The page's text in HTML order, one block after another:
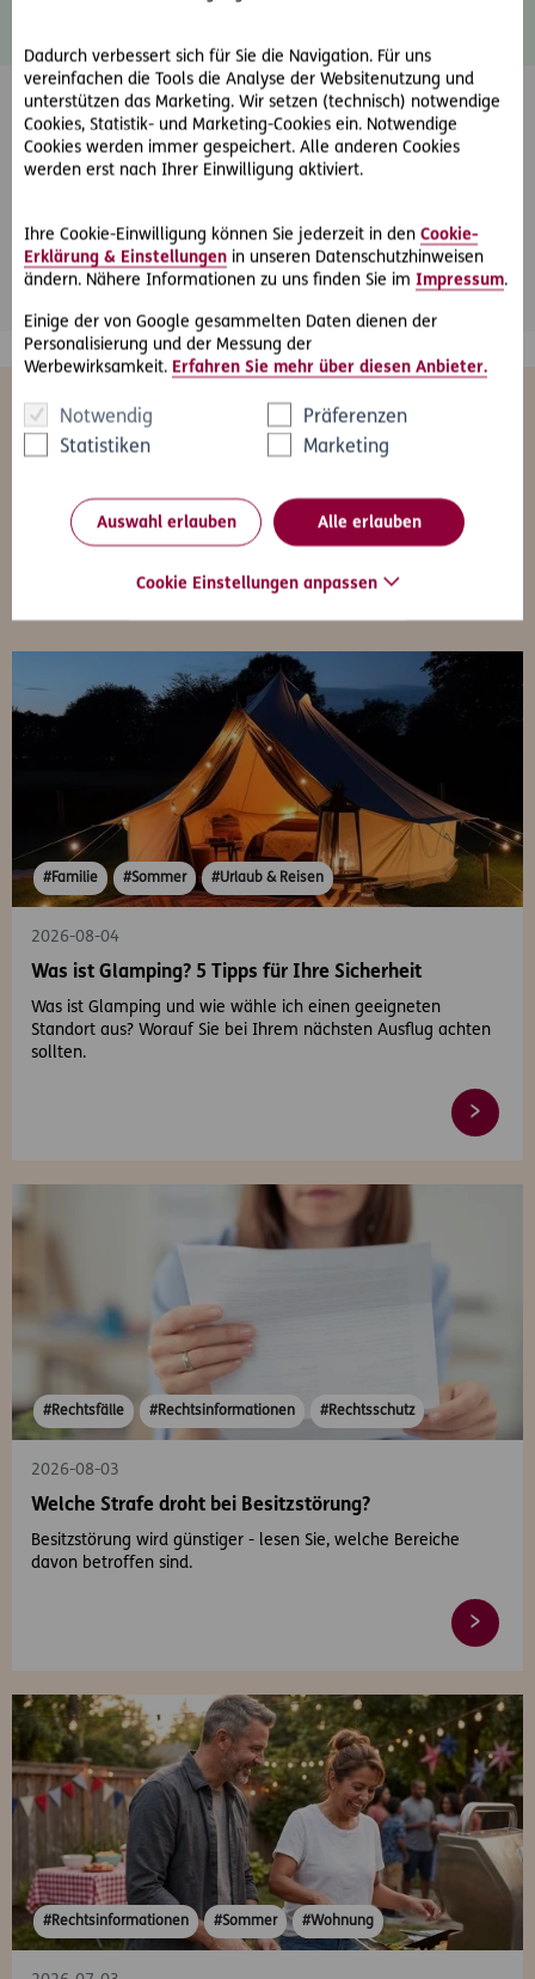
Dadurch verbessert sich für Sie die Navigation. Für uns
vereinfachen die Tools die Analyse der Websitenutzung und
unterstützen das Marketing. Wir setzen (technisch) notwendige
Cookies, Statistik- und Marketing-Cookies ein. Notwendige
Cookies werden immer gespeichert. Alle anderen Cookies
werden erst nach Ihrer Einwilligung aktiviert.
Ihre Cookie-Einwilligung können Sie jederzeit in den Cookie-
Erklärung & Einstellungen in unseren Datenschutzhinweisen
ändern. Nähere Informationen zu uns finden Sie im Impressum.
Einige der von Google gesammelten Daten dienen der
Personalisierung und der Messung der
Werbewirksamkeit. Erfahren Sie mehr über diesen Anbieter.
Notwendig
Präferenzen
Statistiken
Marketing
Auswahl erlauben Alle erlauben
Cookie Einstellungen anpassen
Pflichtfeld Abschicken
Das könnte Sie auch interessieren
Alle Freizeit Gesundheit
#Familie #Sommer #Urlaub & Reisen
2026-08-04
Was ist Glamping? 5 Tipps für Ihre Sicherheit
Was ist Glamping und wie wähle ich einen geeigneten
Standort aus? Worauf Sie bei Ihrem nächsten Ausflug achten
sollten.
#Rechtsfälle #Rechtsinformationen #Rechtsschutz
2026-08-03
Welche Strafe droht bei Besitzstörung?
Besitzstörung wird günstiger - lesen Sie, welche Bereiche
davon betroffen sind.
#Rechtsinformationen #Sommer #Wohnung